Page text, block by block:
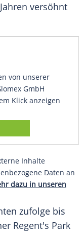
versöhnt
von unserer
GmbH
Klick anzeigen
Inhalte
Daten an
dazu in unseren
zufolge bis
Regent's Park